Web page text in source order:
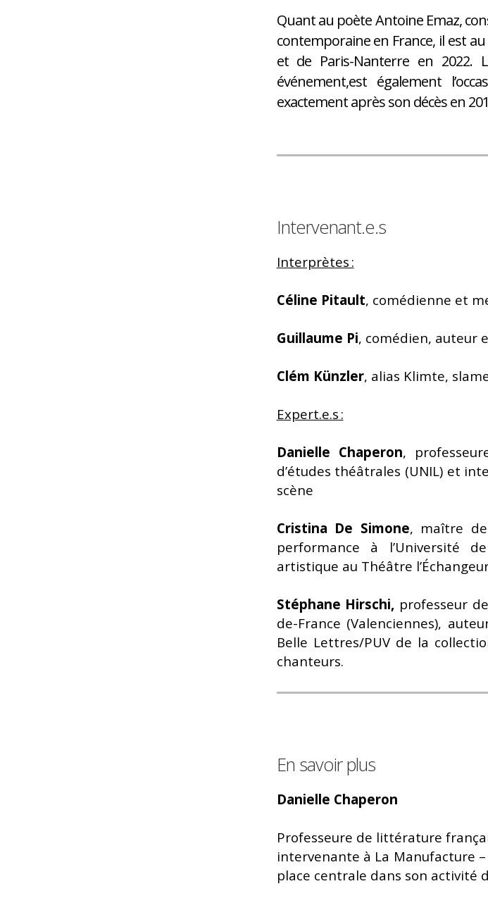
Quant au poète Antoine Emaz,
contemporaine en France, il est
et de Paris-Nanterre en 2022.
événement,est également
exactement après son décès en
Intervenant.e.s
Interprètes :
Céline Pitault, comédienne et
Guillaume Pi, comédien, auteur
Clém Künzler, alias Klimte,
Expert.e.s :
Danielle Chaperon,
d’études théâtrales (UNIL) et
scène
Cristina De Simone, maître
performance à l’Université
artistique au Théâtre
Stéphane Hirschi, professeur
de-France (Valenciennes),
Belle Lettres/PUV de la
chanteurs.
En savoir plus
Danielle Chaperon
Professeure de littérature
intervenante à La Manufacture
place centrale dans son activité